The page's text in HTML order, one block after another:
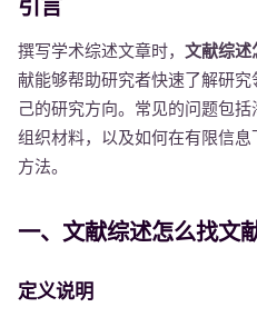
撰写学术综述文章时， 文献综述
献能够帮助研究者快速了解研
己的研究方向。常见的问题包
组织材料，以及如何在有限信
方法。
一、文献综述怎么找文
定义说明